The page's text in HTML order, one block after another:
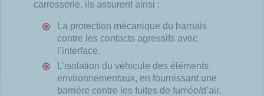
carrosserie, ils assurent ainsi :
La protection mécanique du harnais
contre les contacts agressifs avec
l’interface.
L’isolation du véhicule des éléments
environnementaux, en fournissant une
barrière contre les fuites de fumée/d’air,